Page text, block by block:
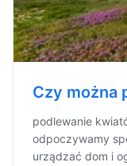
Czy można
podlewanie
odpoczywamy
urządzać dom i